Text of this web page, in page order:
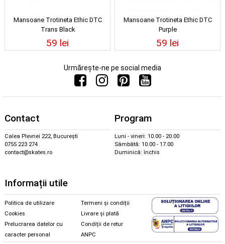
Mansoane Trotineta Ethic DTC
Trans Black
59 lei
Mansoane Trotineta Ethic DTC
Purple
59 lei
Urmărește-ne pe social media
Contact
Calea Plevnei 222, București
0755 223 274
contact@skates.ro
Program
Luni - vineri: 10.00 - 20.00
Sâmbătă: 10.00 - 17.00
Duminică: închis
Informații utile
Politica de utilizare
Cookies
Prelucrarea datelor cu
caracter personal
Termeni și condiții
Livrare și plată
Condiții de retur
ANPC